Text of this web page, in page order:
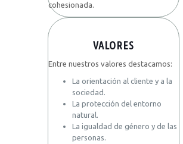
cohesionada.
VALORES
Entre nuestros valores destacamos:
La orientación al cliente y a la
sociedad.
La protección del entorno
natural.
La igualdad de género y de las
personas.